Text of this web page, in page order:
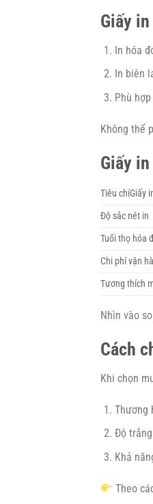
Giấy
In hóa
In biên
Phù
Không thể
Giấy
Tiêu chíGiấy
Độ sắc nét in
Tuổi thọ hóa
Chi phí vận
Tương thích
Nhìn vào
Cách
Khi chọn
Thương
Độ
Khả
Theo